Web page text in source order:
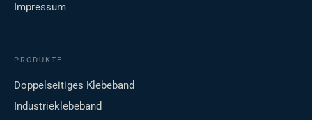
Impressum
PRODUKTE
Doppelseitiges Klebeband
Industrieklebeband